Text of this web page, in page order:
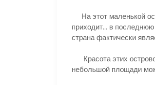
На этот маленькой
приходит… в
страна фактически
Красота этих
небольшой площади